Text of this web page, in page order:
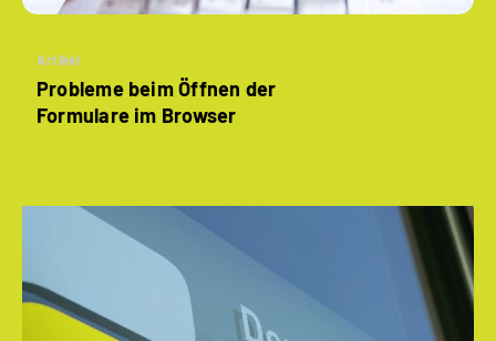
Artikel
Probleme beim Öffnen der
Formulare im Browser